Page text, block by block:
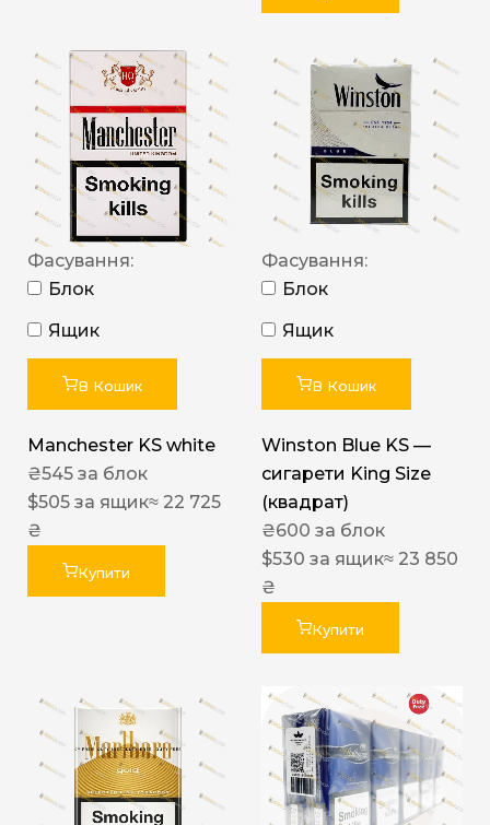
Фасування:
Блок
Ящик
В Кошик
Manchester KS white
₴545 за блок
$505 за ящик≈ 22 725
₴
Купити
Фасування:
Блок
Ящик
В Кошик
Winston Blue KS —
сигарети King Size
(квадрат)
₴600 за блок
$530 за ящик≈ 23 850
₴
Купити